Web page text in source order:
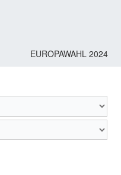
EUROPAWAHL 2024